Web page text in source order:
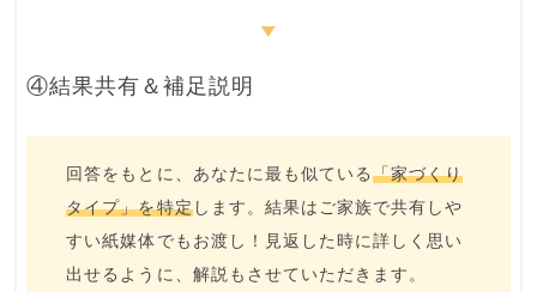
④結果共有＆補足説明
回答をもとに、あなたに最も似ている「家づくり
タイプ」を特定します。結果はご家族で共有しや
すい紙媒体でもお渡し ！見返した時に詳しく思い
出せるように、解説もさせていただきます。